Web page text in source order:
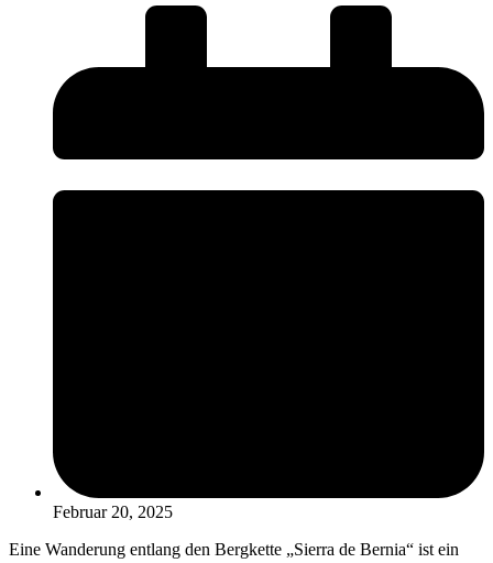
Februar 20, 2025
Eine Wanderung entlang den Bergkette „Sierra de Bernia“ ist ein